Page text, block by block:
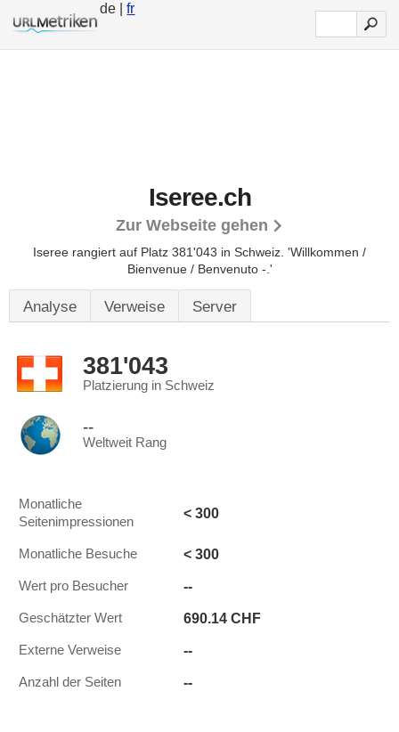
de |fr
Iseree.ch
Zur Webseite gehen
Iseree rangiert auf Platz 381'043 in Schweiz. 'Willkommen /
Bienvenue / Benvenuto -.'
Analyse Verweise Server
381'043
Platzierung in Schweiz
--
Weltweit Rang
Monatliche
Seitenimpressionen
< 300
Monatliche Besuche < 300
Wert pro Besucher --
Geschätzter Wert 690.14 CHF
Externe Verweise --
Anzahl der Seiten --